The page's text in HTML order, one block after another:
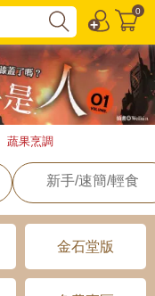
0
蔬果烹調
新手/速簡/輕食
金石堂版